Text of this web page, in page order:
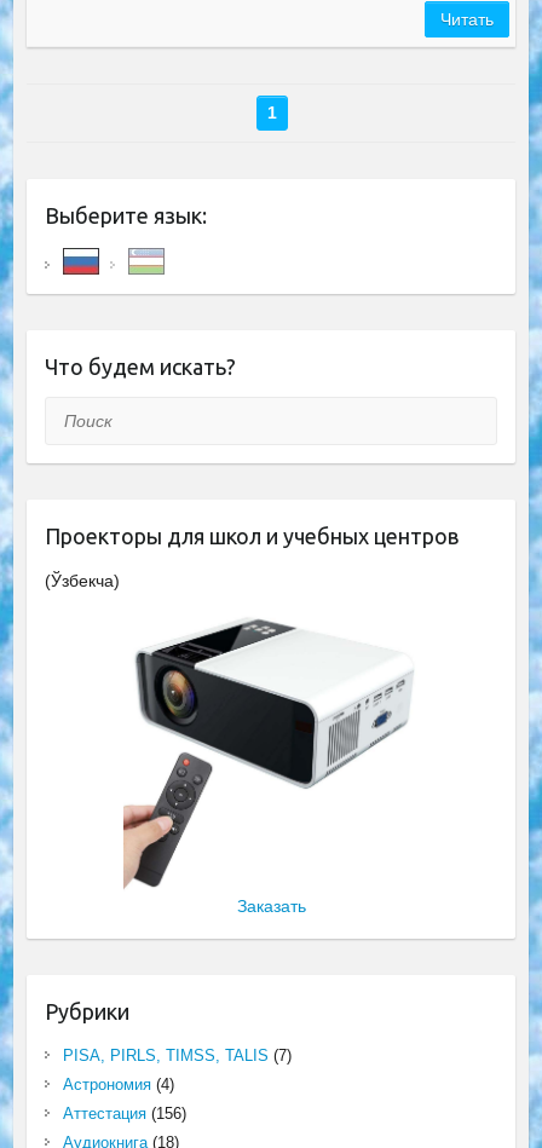
Читать
1
Выберите язык:
Что будем искать?
Поиск
Проекторы для школ и учебных центров
(Ўзбекча)
Заказать
Рубрики
PISA, PIRLS, TIMSS, TALIS (7)
Астрономия(4)
Аттестация(156)
Аудиокнига(18)